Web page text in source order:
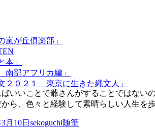
嵐が丘俱楽部」
本」
南部アフリカ編」
２０２１ 東京に生きた縄文人」
いいことで爺さんがすることではない
ら、色々と経験して素晴らしい人生を
月10日 作
sekoguchiカ
随筆